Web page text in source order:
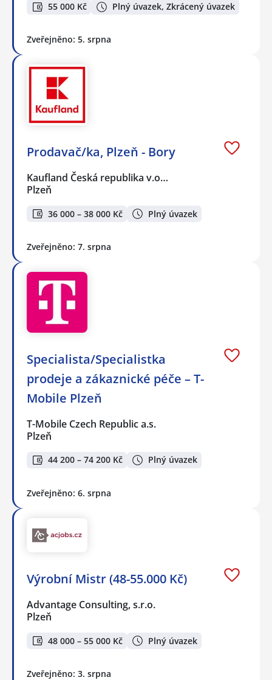
55 000 Kč Plný úvazek, Zkrácený úvazek
Zveřejněno: 5. srpna
Prodavač/ka, Plzeň - Bory
Kaufland Česká republika v.o…
Plzeň
36 000 – 38 000 Kč Plný úvazek
Zveřejněno: 7. srpna
Specialista/Specialistka
prodeje a zákaznické péče – T-
Mobile Plzeň
T-Mobile Czech Republic a.s.
Plzeň
44 200 – 74 200 Kč Plný úvazek
Zveřejněno: 6. srpna
Výrobní Mistr (48-55.000 Kč)
Advantage Consulting, s.r.o.
Plzeň
48 000 – 55 000 Kč Plný úvazek
Zveřejněno: 3. srpna